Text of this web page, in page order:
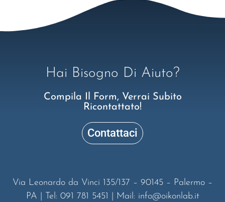
Hai Bisogno Di Aiuto?
Compila Il Form, Verrai Subito
Ricontattato!
Contattaci
Via Leonardo da Vinci 135/137 – 90145 – Palermo –
PA | Tel: 091 781 5451 | Mail: info@oikonlab.it